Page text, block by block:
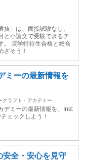
」は、面接試験なし、
と小論文で受験できるチ
。 奨学特待生合格と総合
ざそう！
ミーの最新情報を
クラフト・アカデミー
デミーの最新情報を、Inst
ェックしよう！
安全・安心を見守